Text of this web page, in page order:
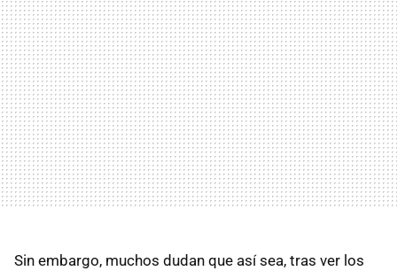
Sin embargo, muchos dudan que así sea, tras ver los